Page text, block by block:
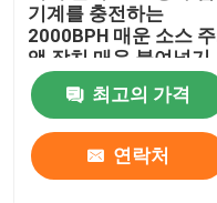
연락주세요
뉴스
인용문을 요구하세요
기계를 충전하는
2000BPH 매운 소스 주
액 장치 매운 붙여넣기
최고의 가격
연락처